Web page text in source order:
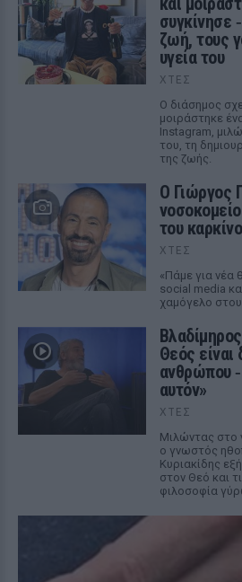
συγκίνησε
ζωή, τους
υγεία του
ΧΤΕΣ
Ο διάσημος
μοιράστηκε
Instagram,
του, τη
της ζωής.
O Γιώργος
του
ΧΤΕΣ
«Πάμε για νέα
social media
χαμόγελο
Θεός είναι
ανθρώπου
αυτόν»
ΧΤΕΣ
Μιλώντας στο
ο γνωστός
Κυριακίδης
στον Θεό και
φιλοσοφία